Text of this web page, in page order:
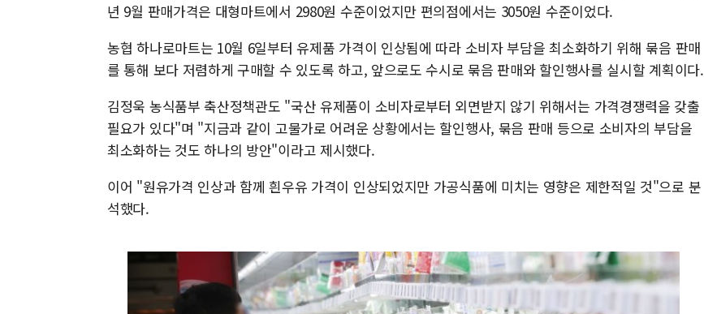
년 9월 판매가격은 대형마트에서 2980원 수준이었지만 편의점에서는 3050원 수준이었다.
농협 하나로마트는 10월 6일부터 유제품 가격이 인상됨에 따라 소비자 부담을 최소화하기 위해 묶음 판매
를 통해 보다 저렴하게 구매할 수 있도록 하고, 앞으로도 수시로 묶음 판매와 할인행사를 실시할 계획이다.
김정욱 농식품부 축산정책관도 "국산 유제품이 소비자로부터 외면받지 않기 위해서는 가격경쟁력을 갖출
필요가 있다"며 "지금과 같이 고물가로 어려운 상황에서는 할인행사, 묶음 판매 등으로 소비자의 부담을
최소화하는 것도 하나의 방안"이라고 제시했다.
이어 "원유가격 인상과 함께 흰우유 가격이 인상되었지만 가공식품에 미치는 영향은 제한적일 것"으로 분
석했다.